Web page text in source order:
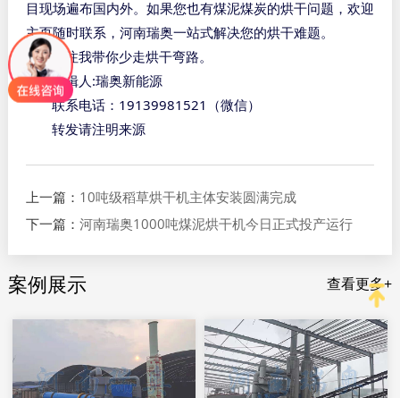
目现场遍布国内外。如果您也有煤泥煤炭的烘干问题，欢迎
主页随时联系，河南瑞奥一站式解决您的烘干难题。
关注我带你少走烘干弯路。
编辑人 :瑞奥新能源
联系电话： 19139981521
（微信）
转发请注明来源
上一篇： 10吨级稻草烘干机主体安装圆满完成
下一篇： 河南瑞奥1000吨煤泥烘干机今日正式投产运行
案例展示 查看更多+